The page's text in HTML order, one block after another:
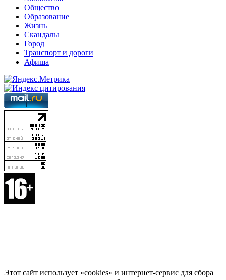
Общество
Образование
Жизнь
Скандалы
Город
Транспорт и дороги
Афиша
Этот сайт использует «cookies» и интернет-сервис для сбора